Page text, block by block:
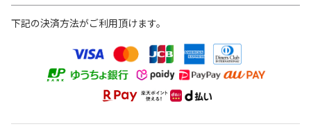
下記の決済方法がご利用頂けます。